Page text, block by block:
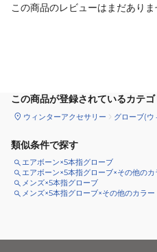
この商品のレビューはまだありま
この商品が登録されているカテゴ
ウィンターアクセサリー グローブ(ウ
類似条件で探す
エアボーン×5本指グローブ
エアボーン×5本指グローブ×その他のカ
メンズ×5本指グローブ
メンズ×5本指グローブ×その他のカラー